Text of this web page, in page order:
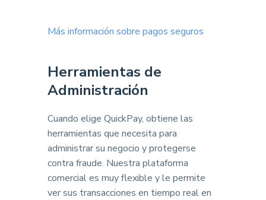
Más información sobre pagos seguros
Herramientas de
Administración
Cuando elige QuickPay, obtiene las
herramientas que necesita para
administrar su negocio y protegerse
contra fraude. Nuestra plataforma
comercial es muy flexible y le permite
ver sus transacciones en tiempo real en